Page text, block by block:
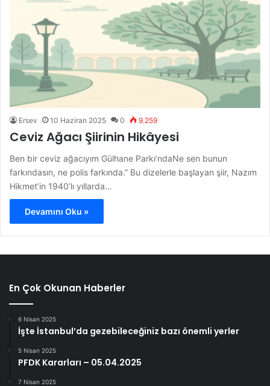
Ersev 10 Haziran 2025 0 9.259
Ceviz Ağacı Şiirinin Hikâyesi
Ben bir ceviz ağacıyım Gülhane Parkı’ndaNe sen bunun
farkındasın, ne polis farkında.” Bu dizelerle başlayan şiir, Nazım
Hikmet’in 1940’lı yıllarda…
Devamını Oku »
En Çok Okunan Haberler
6 Nisan 2025
İşte İstanbul’da gezebileceğiniz bazı önemli yerler
5 Nisan 2025
PFDK Kararları – 05.04.2025
7 Nisan 2025